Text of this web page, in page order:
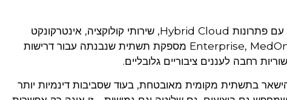
היא מובילה בשוק הדאטה סנטרים בישראל, עם פתרונות Hybrid Cloud, שירותי קולוקציה, אינטרקונקט
ושירותים לארגונים מקומיים ובינלאומיים. עבור ארגוני Enterprise, MedOne מספקת תשתית שנבנתה עבור דרישות
רחבה לעננים ציבוריים גלובליים.
בתשתית מקומית מאובטחת, בעוד שסביבות דינמיות יותר